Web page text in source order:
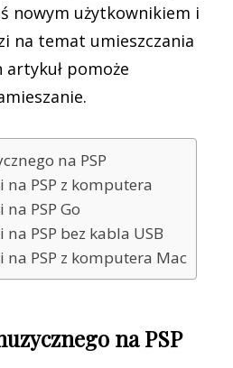
nowym użytkownikiem i
na temat umieszczania
artykuł pomoże
na PSP
PSP z komputera
PSP Go
PSP bez kabla USB
PSP z komputera Mac
na PSP